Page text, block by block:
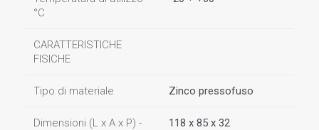
°C
CARATTERISTICHE
FISICHE
Tipo di materiale Zinco pressofuso
Dimensioni (L x A x P) -
118 x 85 x 32